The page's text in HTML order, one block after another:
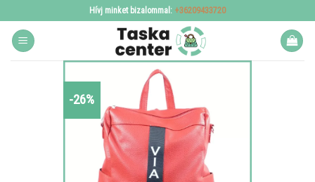
to
content
Hívj minket bizalommal: +36209433720
-26%